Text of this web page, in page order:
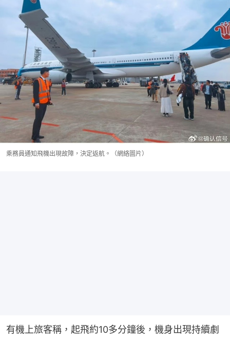
乘務員通知飛機出現故障，決定返航。（網絡圖片）
有機上旅客稱，起飛約10多分鐘後，機身出現持續劇